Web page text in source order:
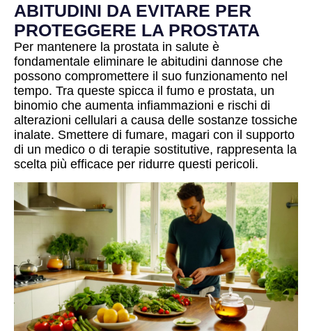
ABITUDINI DA EVITARE PER
PROTEGGERE LA PROSTATA
Per mantenere la prostata in salute è
fondamentale eliminare le abitudini dannose che
possono compromettere il suo funzionamento nel
tempo. Tra queste spicca il fumo e prostata, un
binomio che aumenta infiammazioni e rischi di
alterazioni cellulari a causa delle sostanze tossiche
inalate. Smettere di fumare, magari con il supporto
di un medico o di terapie sostitutive, rappresenta la
scelta più efficace per ridurre questi pericoli.